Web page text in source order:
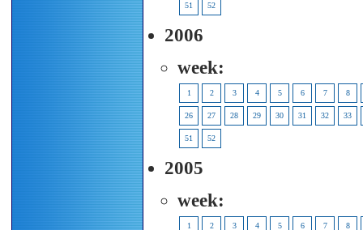
51 52
2006
week:
1 2 3 4 5 6 7 8
26 27 28 29 30 31 32 33
51 52
2005
week:
1 2 3 4 5 6 7 8